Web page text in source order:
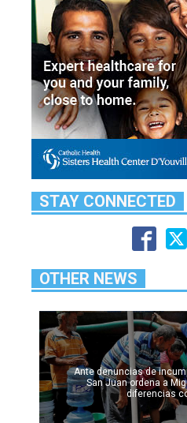
STAY CONNECTED
OTHER NEWS
Ante denuncias de
San Juan ordena a
diferencias